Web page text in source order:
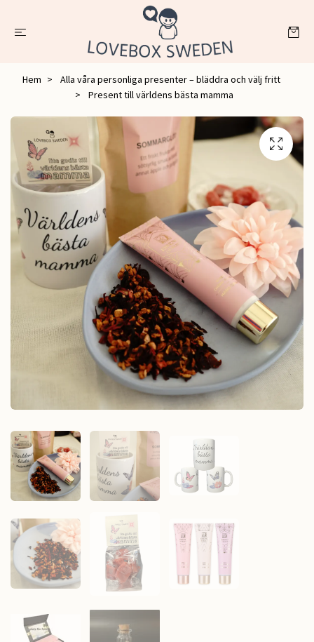
Hem
Alla våra personliga presenter – bläddra och välj fritt
Present till världens bästa mamma